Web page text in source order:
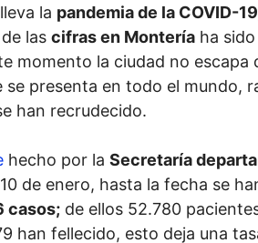
la pandemia de la COVID-
las cifras en Montería ha
momento la ciudad no escapa
se presenta en todo el mundo,
han recrudecido.
hecho por la Secretaría
de enero, hasta la fecha se
casos; de ellos 52.780
han fellecido, esto deja una